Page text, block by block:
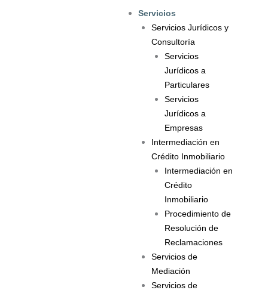
Servicios
Servicios Jurídicos y
Consultoría
Servicios
Jurídicos a
Particulares
Servicios
Jurídicos a
Empresas
Intermediación en
Crédito Inmobiliario
Intermediación en
Crédito
Inmobiliario
Procedimiento de
Resolución de
Reclamaciones
Servicios de
Mediación
Servicios de